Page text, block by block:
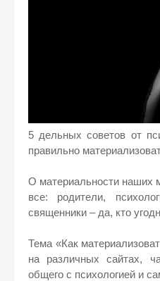
5 дельных советов от
правильно
О материальности наших
все: родители,
священники – да, кто
Тема «Как
на различных сайтах,
общего с психологией и